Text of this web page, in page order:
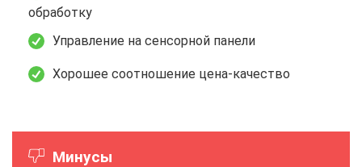
обработку
Управление на сенсорной панели
Хорошее соотношение цена-качество
Минусы